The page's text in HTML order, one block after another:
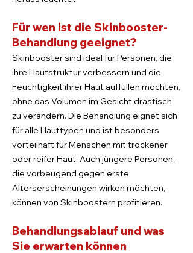
Für wen ist die Skinbooster-
Behandlung geeignet?
Skinbooster sind ideal für Personen, die
ihre Hautstruktur verbessern und die
Feuchtigkeit ihrer Haut auffüllen möchten,
ohne das Volumen im Gesicht drastisch
zu verändern. Die Behandlung eignet sich
für alle Hauttypen und ist besonders
vorteilhaft für Menschen mit trockener
oder reifer Haut. Auch jüngere Personen,
die vorbeugend gegen erste
Alterserscheinungen wirken möchten,
können von Skinboostern profitieren.
Behandlungsablauf und was
Sie erwarten können